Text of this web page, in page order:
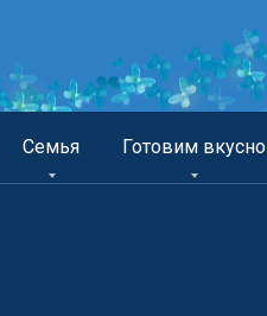
Семья Готовим вкусно